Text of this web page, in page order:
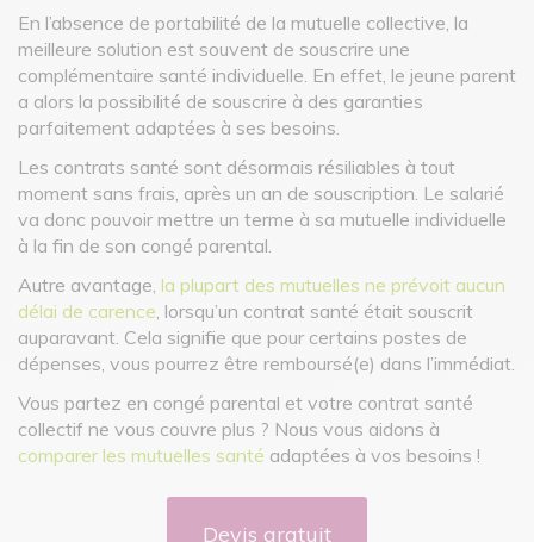
En l’absence de portabilité de la mutuelle collective, la
meilleure solution est souvent de souscrire une
complémentaire santé individuelle. En effet, le jeune parent
a alors la possibilité de souscrire à des garanties
parfaitement adaptées à ses besoins.
Les contrats santé sont désormais résiliables à tout
moment sans frais, après un an de souscription. Le salarié
va donc pouvoir mettre un terme à sa mutuelle individuelle
à la fin de son congé parental.
Autre avantage, la plupart des mutuelles ne prévoit aucun
délai de carence , lorsqu’un contrat santé était souscrit
auparavant. Cela signifie que pour certains postes de
dépenses, vous pourrez être remboursé(e) dans l’immédiat.
Vous partez en congé parental et votre contrat santé
collectif ne vous couvre plus ? Nous vous aidons à
comparer les mutuelles santé adaptées à vos besoins !
Devis gratuit